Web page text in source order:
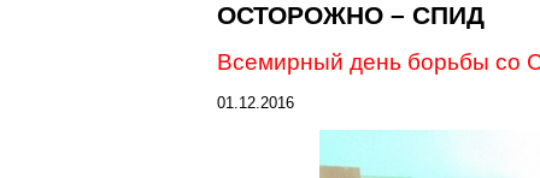
ОСТОРОЖНО – СПИД
Всемирный день борьбы со
01.12.2016